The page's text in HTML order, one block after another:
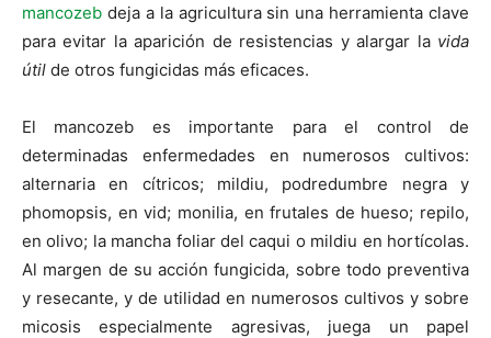
mancozeb deja a la agricultura sin una herramienta clave
para evitar la aparición de resistencias y alargar la vida
útil de otros fungicidas más eficaces.
El mancozeb es importante para el control de
determinadas enfermedades en numerosos cultivos:
alternaria en cítricos; mildiu, podredumbre negra y
phomopsis, en vid; monilia, en frutales de hueso; repilo,
en olivo; la mancha foliar del caqui o mildiu en hortícolas.
Al margen de su acción fungicida, sobre todo preventiva
y resecante, y de utilidad en numerosos cultivos y sobre
micosis especialmente agresivas, juega un papel